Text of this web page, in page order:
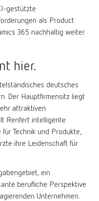
gestützte
als Product
365 nachhaltig weiter.
hier.
deutsches
Der Hauptfirmensitz liegt
attraktiven
Renfert intelligente
für Technik und Produkte,
ihre Leidenschaft für
ein
berufliche Perspektive
Unternehmen.